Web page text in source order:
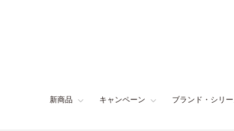
新商品 キャンペーン ブランド・シリ